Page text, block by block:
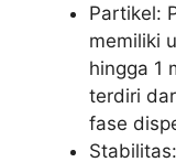
Partikel:
memiliki
hingga 1
terdiri
fase